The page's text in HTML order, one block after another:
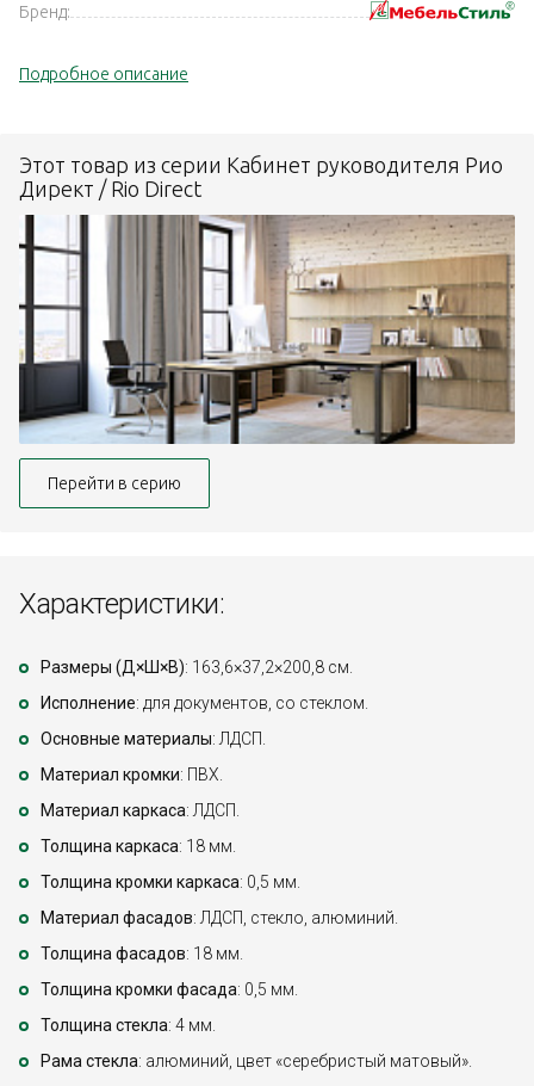
Бренд:
Подробное описание
Этот товар из серии Кабинет руководителя Рио
Директ / Rio Direct
Перейти в серию
Характеристики:
Размеры (Д×Ш×В): 163,6×37,2×200,8 см.
Исполнение: для документов, со стеклом.
Основные материалы: ЛДСП.
Материал кромки: ПВХ.
Материал каркаса: ЛДСП.
Толщина каркаса: 18 мм.
Толщина кромки каркаса: 0,5 мм.
Материал фасадов: ЛДСП, стекло, алюминий.
Толщина фасадов: 18 мм.
Толщина кромки фасада: 0,5 мм.
Толщина стекла: 4 мм.
Рама стекла: алюминий, цвет «серебристый матовый».